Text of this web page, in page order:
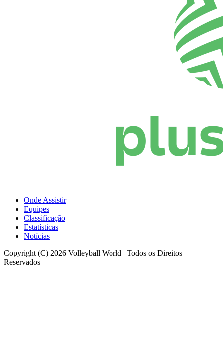
Onde Assistir
Equipes
Classificação
Estatísticas
Notícias
Copyright (C) 2026 Volleyball World | Todos os Direitos
Reservados